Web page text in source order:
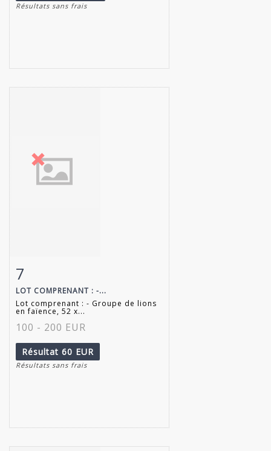
Résultats sans frais
Fiche détaillée
7
LOT COMPRENANT : -...
Lot comprenant : - Groupe de lions
en faïence, 52 x...
100 - 200 EUR
Résultat 60 EUR
Résultats sans frais